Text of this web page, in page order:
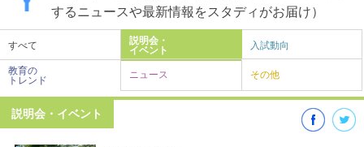
するニュースや最新情報をスタディがお届け）
すべて
説明会・
イベント
入試動向
教育の
トレンド
ニュース その他
説明会・イベント